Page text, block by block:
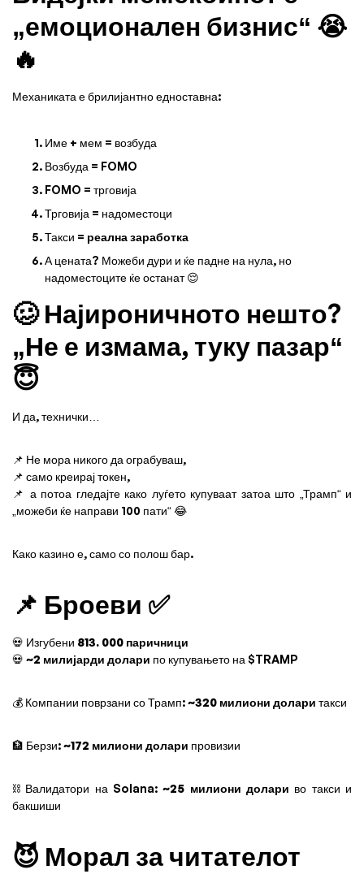
„емоционален бизнис“ 😭
🔥
Механиката е брилијантно едноставна:
Име + мем = возбуда
Возбуда = FOMO
FOMO = трговија
Трговија = надоместоци
Такси = реална заработка
А цената? Можеби дури и ќе падне на нула, но
надоместоците ќе останат 😌
🥴 Најироничното нешто?
„Не е измама, туку пазар“
😇
И да, технички…
📌 Не мора никого да ограбуваш,
📌 само креирај токен,
📌 а потоа гледајте како луѓето купуваат затоа што „Трамп“ и
„можеби ќе направи 100 пати“ 😂
Како казино е, само со полош бар.
📌 Броеви ✅
💀 Изгубени 813. 000 паричници
💀 ~2 милијарди долари по купувањето на $TRAMP
💰 Компании поврзани со Трамп:~320 милиони долари такси
🏦 Берзи:~172 милиони долари провизии
⛓️ Валидатори на Solana:~25 милиони долари во такси и
бакшиши
😈 Морал за читателот